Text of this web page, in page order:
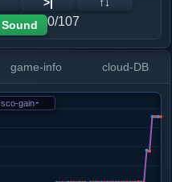
车２进４
兵二进一
车一平二
>|
↑↓
Sound 0/107
game-info cloud-DB
sco-gain-